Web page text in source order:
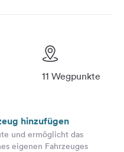
11 Wegpunkte
hinzufügen
und ermöglicht das
eigenen Fahrzeuges